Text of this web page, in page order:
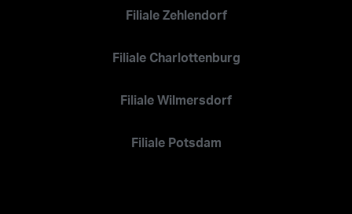
Filiale Zehlendorf
Filiale Charlottenburg
Filiale Wilmersdorf
Filiale Potsdam